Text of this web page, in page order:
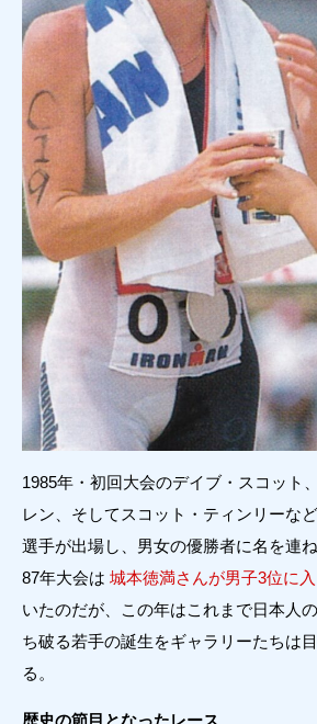
1985年・初回大会のデイブ・スコット
レン、そしてスコット・ティンリーな
選手が出場し、男女の優勝者に名を連
87年大会は 城本徳満さんが男子3位に入
いたのだが、この年はこれまで日本人
ち破る若手の誕生をギャラリーたちは
る。